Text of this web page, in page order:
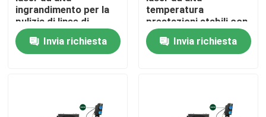
Contattaci
Laser a fibra verde
ingrandimento per la
pulizia di linee di
aquilone
Invia richiesta
temperatura
prestazioni stabili con
password o impronte
digitali e controllo
della sicurezza del
Invia richiesta